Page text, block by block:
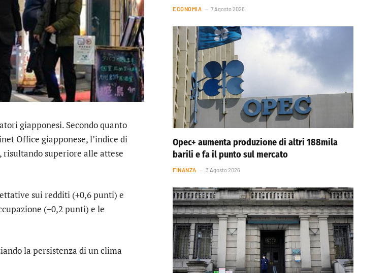
giapponesi. Secondo quanto
Office giapponese, l’indice di
risultando superiore alle attese
sui redditi (+0,6 punti) e
(+0,2 punti) e le
la persistenza di un clima
ECONOMIA 7 Agosto 2026
Opec+ aumenta produzione di altri 188mila
barili e fa il punto sul mercato
FINANZA 3 Agosto 2026